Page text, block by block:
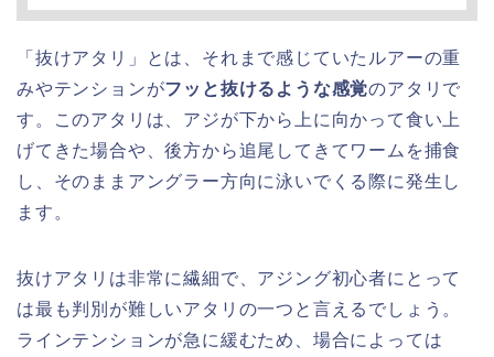
「抜けアタリ」とは、それまで感じていたルアーの重
みやテンションがフッと抜けるような感覚のアタリで
す。このアタリは、アジが下から上に向かって食い上
げてきた場合や、後方から追尾してきてワームを捕食
し、そのままアングラー方向に泳いでくる際に発生し
ます。
抜けアタリは非常に繊細で、アジング初心者にとって
は最も判別が難しいアタリの一つと言えるでしょう。
ラインテンションが急に緩むため、場合によっては